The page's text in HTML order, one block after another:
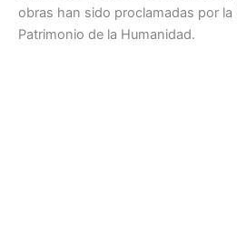
obras han sido proclamadas por la
Patrimonio de la Humanidad.